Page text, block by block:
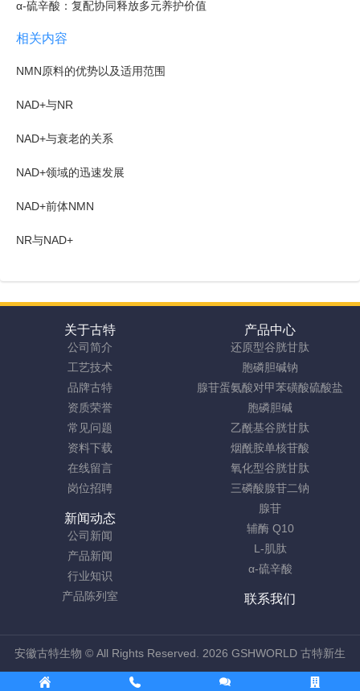
α-硫辛酸：复配协同释放多元养护价值
相关内容
NMN原料的优势以及适用范围
NAD+与NR
NAD+与衰老的关系
NAD+领域的迅速发展
NAD+前体NMN
NR与NAD+
关于古特
公司简介
工艺技术
品牌古特
资质荣誉
常见问题
资料下载
在线留言
岗位招聘
产品中心
还原型谷胱甘肽
胞磷胆碱钠
腺苷蛋氨酸对甲苯磺酸硫酸盐
胞磷胆碱
乙酰基谷胱甘肽
烟酰胺单核苷酸
氧化型谷胱甘肽
三磷酸腺苷二钠
腺苷
辅酶 Q10
L-肌肽
α-硫辛酸
新闻动态
公司新闻
产品新闻
行业知识
产品陈列室
联系我们
安徽古特生物 © All Rights Reserved. 2026 GSHWORLD 古特新生